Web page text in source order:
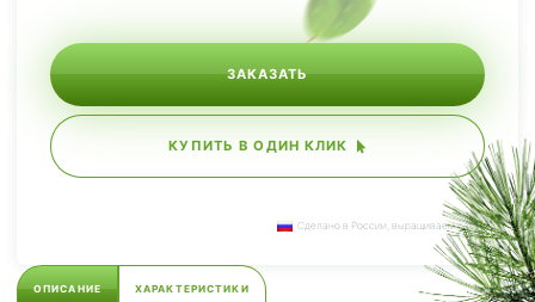
ЗАКАЗАТЬ
КУПИТЬ В ОДИН КЛИК
Сделано в России, выращиваем сами.
ОПИСАНИЕ ХАРАКТЕРИСТИКИ